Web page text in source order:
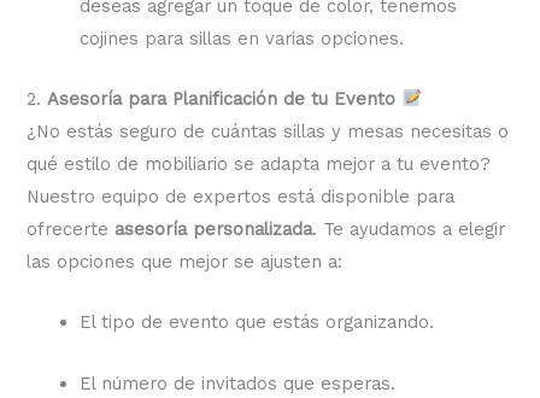
deseas agregar un toque de color, tenemos
cojines para sillas en varias opciones.
2.Asesoría para Planificación de tu Evento
¿No estás seguro de cuántas sillas y mesas necesitas o
qué estilo de mobiliario se adapta mejor a tu evento?
Nuestro equipo de expertos está disponible para
ofrecerte asesoría personalizada. Te ayudamos a elegir
las opciones que mejor se ajusten a:
El tipo de evento que estás organizando.
El número de invitados que esperas.